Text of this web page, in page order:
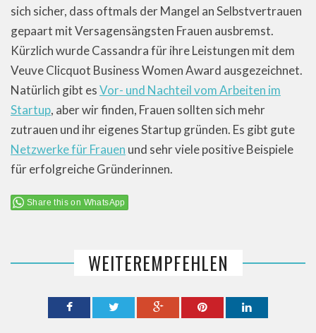
sich sicher, dass oftmals der Mangel an Selbstvertrauen
gepaart mit Versagensängsten Frauen ausbremst.
Kürzlich wurde Cassandra für ihre Leistungen mit dem
Veuve Clicquot Business Women Award ausgezeichnet.
Natürlich gibt esVor- und Nachteil vom Arbeiten im
Startup, aber wir finden, Frauen sollten sich mehr
zutrauen und ihr eigenes Startup gründen. Es gibt gute
Netzwerke für Frauen und sehr viele positive Beispiele
für erfolgreiche Gründerinnen.
Share this on WhatsApp
WEITEREMPFEHLEN